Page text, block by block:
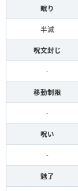
眠り
半減
呪文封じ
-
移動制限
-
呪い
-
魅了